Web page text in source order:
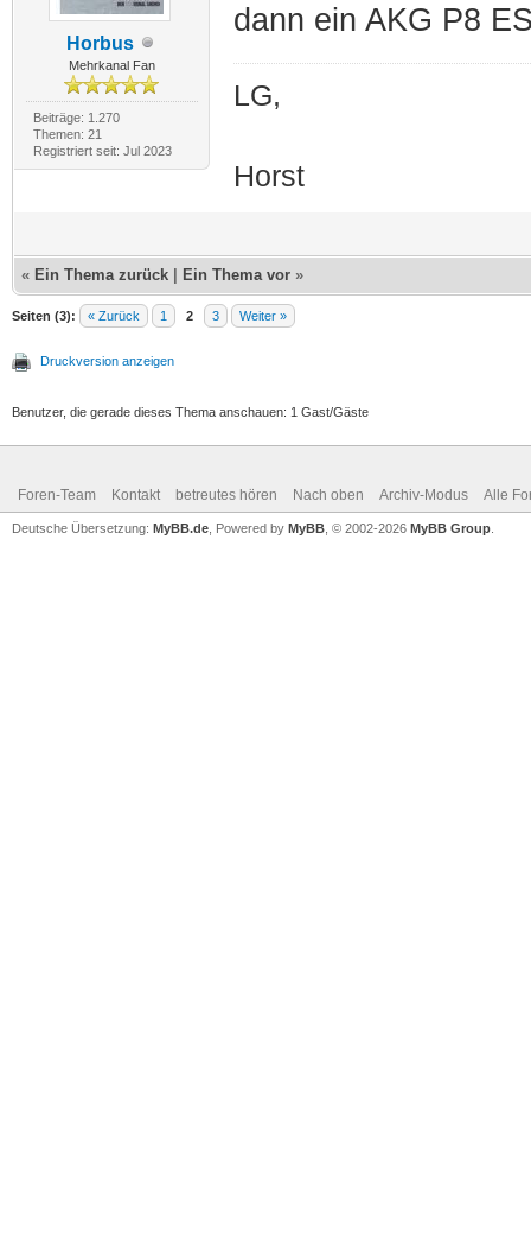
Horbus
Mehrkanal Fan
Beiträge: 1.270
Themen: 21
Registriert seit: Jul 2023
dann ein AKG P8
LG,
Horst
« Ein Thema zurück Ein Thema vor »
Seiten (3): « Zurück 1 2 3 Weiter »
Druckversion anzeigen
Benutzer, die gerade dieses Thema anschauen: 1 Gast/Gäste
Foren-Team Kontakt betreutes hören Nach oben Archiv-Modus Alle
Deutsche Übersetzung: MyBB.de , Powered by MyBB , © 2002-2026 MyBB Group